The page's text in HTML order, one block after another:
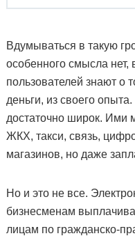
Вдумываться в такую
особенного смысла нет,
пользователей знают о
деньги, из своего
достаточно широк. Ими
ЖКХ, такси, связь,
магазинов, но даже
Но и это не все.
бизнесменам
лицам по гражданско-